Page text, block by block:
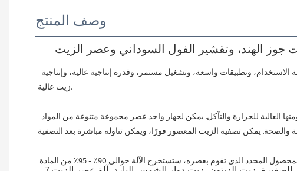
وصف المنتج
زيت عالية.